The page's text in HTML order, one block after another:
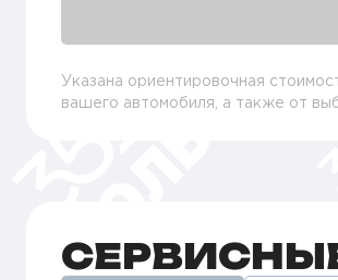
Указана ориентировочная
вашего автомобиля, а также от